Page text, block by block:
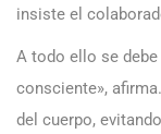
insiste el
A todo ello se
consciente»,
del cuerpo,